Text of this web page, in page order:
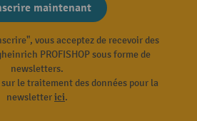
maintenant
vous acceptez de recevoir des
PROFISHOP sous forme de
newsletters.
le traitement des données pour la
newsletterici.